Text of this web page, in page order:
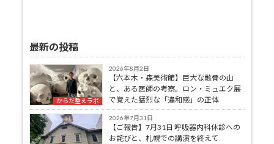
最新の投稿
からだ整えラボ
2026年8月2日
【六本木・森美術館】巨大な骸骨の山
と、ある医師の考察。ロン・ミュエク展
で覚えた猛烈な「違和感」の正体
2026年7月31日
【ご報告】7月31日 呼吸器内科休診への
お詫びと、札幌での講演を終えて